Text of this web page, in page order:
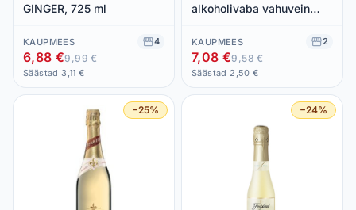
GINGER, 725 ml
KAUPMEES 4
6,88 €9,99 €
Säästad 3,11 €
alkoholivaba vahuvein
KAUPMEES 2
7,08 €9,58 €
Säästad 2,50 €
−25% −24%